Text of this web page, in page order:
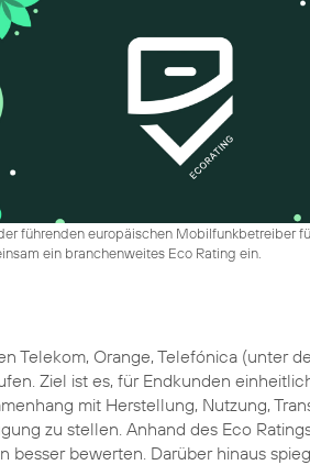
führenden europäischen Mobilfunkbetreiber
ein branchenweites Eco Rating ein.
Telekom, Orange, Telefónica (unter
Ziel ist es, für Endkunden
mit Herstellung, Nutzung,
zu stellen. Anhand des Eco
bewerten. Darüber hinaus